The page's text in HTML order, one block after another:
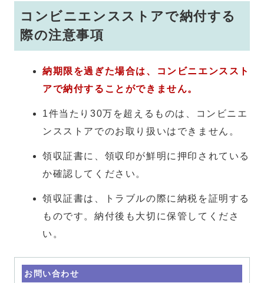
コンビニエンスストアで納付する
際の注意事項
納期限を過ぎた場合は、コンビニエンススト
アで納付することができません。
1件当たり30万を超えるものは、コンビニエ
ンスストアでのお取り扱いはできません。
領収証書に、領収印が鮮明に押印されている
か確認してください。
領収証書は、トラブルの際に納税を証明する
ものです。納付後も大切に保管してくださ
い。
お問い合わせ